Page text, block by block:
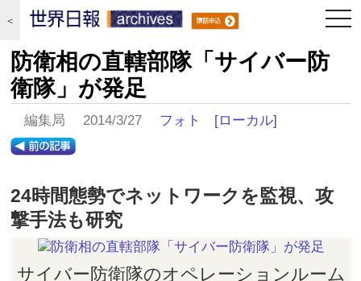
＜
防衛相の直轄部隊「サイバー防
衛隊」が発足
編集局 2014/3/27 フォト [ローカル]
24時間態勢でネットワークを監視、攻
撃手法も研究
サイバー防衛隊のオペレーションルーム